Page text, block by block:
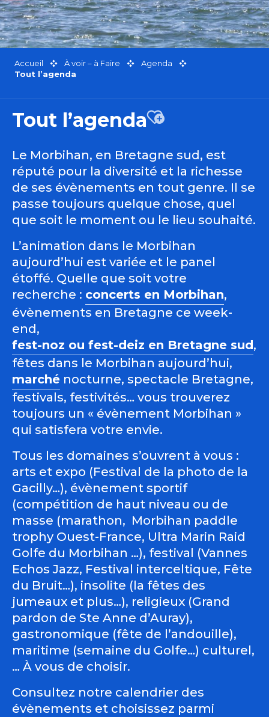
Accueil À voir – à Faire
Agenda
Tout l’agenda
Tout l’agendaAjouter aux
Le Morbihan, en Bretagne sud, est
réputé pour la diversité et la richesse
de ses évènements en tout genre. Il se
passe toujours quelque chose, quel
que soit le moment ou le lieu souhaité.
L’animation dans le Morbihan
aujourd’hui est variée et le panel
étoffé. Quelle que soit votre
recherche : concerts en Morbihan,
évènements en Bretagne ce week-
end,
fest-noz ou fest-deiz en Bretagne sud,
fêtes dans le Morbihan aujourd’hui,
marché nocturne, spectacle Bretagne,
festivals, festivités… vous trouverez
toujours un « évènement Morbihan »
qui satisfera votre envie.
Tous les domaines s’ouvrent à vous :
arts et expo (Festival de la photo de la
Gacilly…), évènement sportif
(compétition de haut niveau ou de
masse (marathon, Morbihan paddle
trophy Ouest-France, Ultra Marin Raid
Golfe du Morbihan …), festival (Vannes
Echos Jazz, Festival interceltique, Fête
du Bruit…), insolite (la fêtes des
jumeaux et plus…), religieux (Grand
pardon de Ste Anne d’Auray),
gastronomique (fête de l’andouille),
maritime (semaine du Golfe…) culturel,
… À vous de choisir.
Consultez notre calendrier des
évènements et choisissez parmi